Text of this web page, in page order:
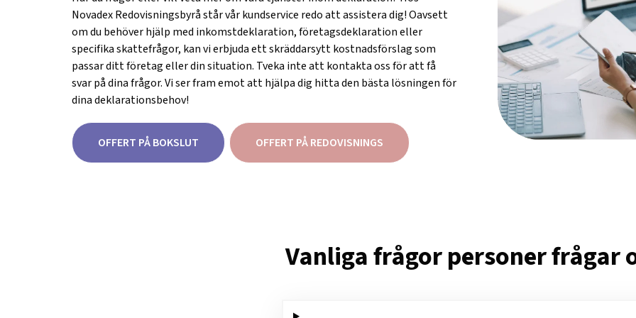
Novadex Redovisningsbyrå står vår kundservice redo att assistera dig! Oavsett
om du behöver hjälp med inkomstdeklaration, företagsdeklaration eller
specifika skattefrågor, kan vi erbjuda ett skräddarsytt kostnadsförslag som
passar ditt företag eller din situation. Tveka inte att kontakta oss för att få
svar på dina frågor. Vi ser fram emot att hjälpa dig hitta den bästa lösningen för
dina deklarationsbehov!
OFFERT PÅ BOKSLUT OFFERT PÅ REDOVISNINGS
Vanliga frågor personer frågar